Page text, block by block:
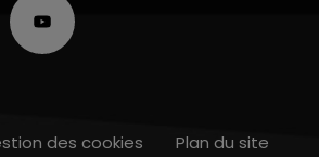
des cookies Plan du site